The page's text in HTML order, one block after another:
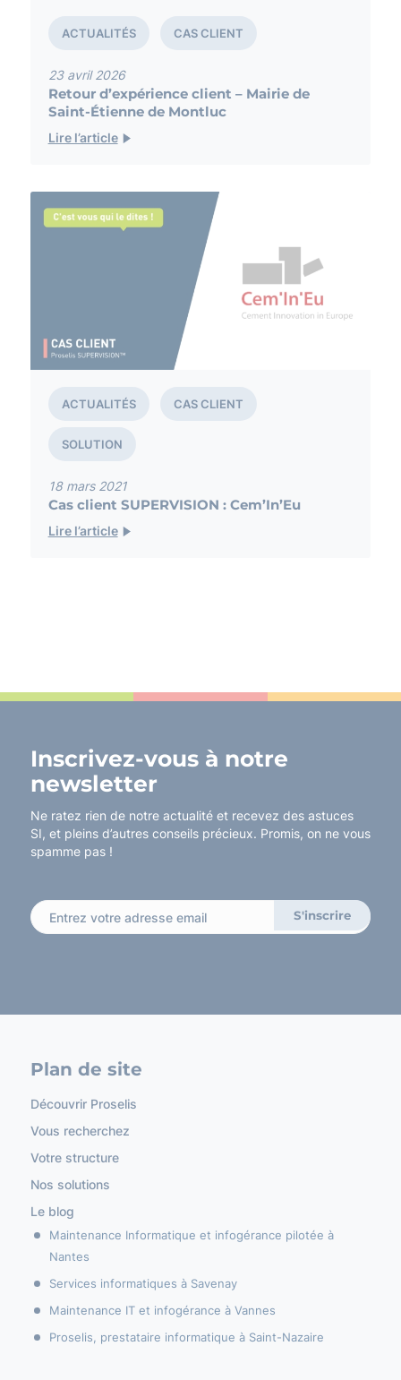
ACTUALITÉS CAS CLIENT
23 avril 2026
Retour d’expérience client – Mairie de
Saint-Étienne de Montluc
Lire l’article
ACTUALITÉS CAS CLIENT
SOLUTION
18 mars 2021
Cas client SUPERVISION : Cem’In’Eu
Lire l’article
Inscrivez-vous à notre
newsletter
Ne ratez rien de notre actualité et recevez des astuces
SI, et pleins d’autres conseils précieux. Promis, on ne vous
spamme pas !
Plan de site
Découvrir Proselis
Vous recherchez
Votre structure
Nos solutions
Le blog
Maintenance Informatique et infogérance pilotée à
Nantes
Services informatiques à Savenay
Maintenance IT et infogérance à Vannes
Proselis, prestataire informatique à Saint-Nazaire